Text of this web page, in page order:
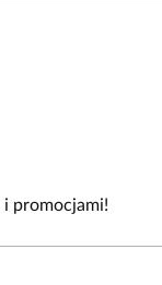
i promocjami!